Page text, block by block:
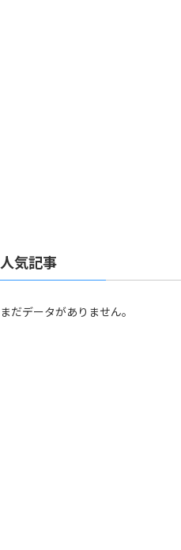
人気記事
まだデータがありません。